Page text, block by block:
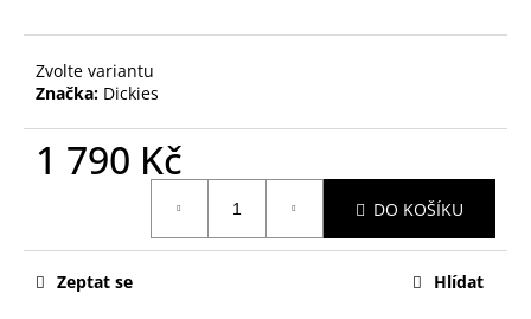
Zvolte variantu
Značka: Dickies
1 790 Kč
DO KOŠÍKU
Zeptat se Hlídat